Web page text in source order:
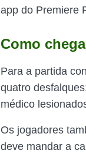
app do Premiere
Como
Para a partida
quatro
médico
Os jogadores
deve mandar a